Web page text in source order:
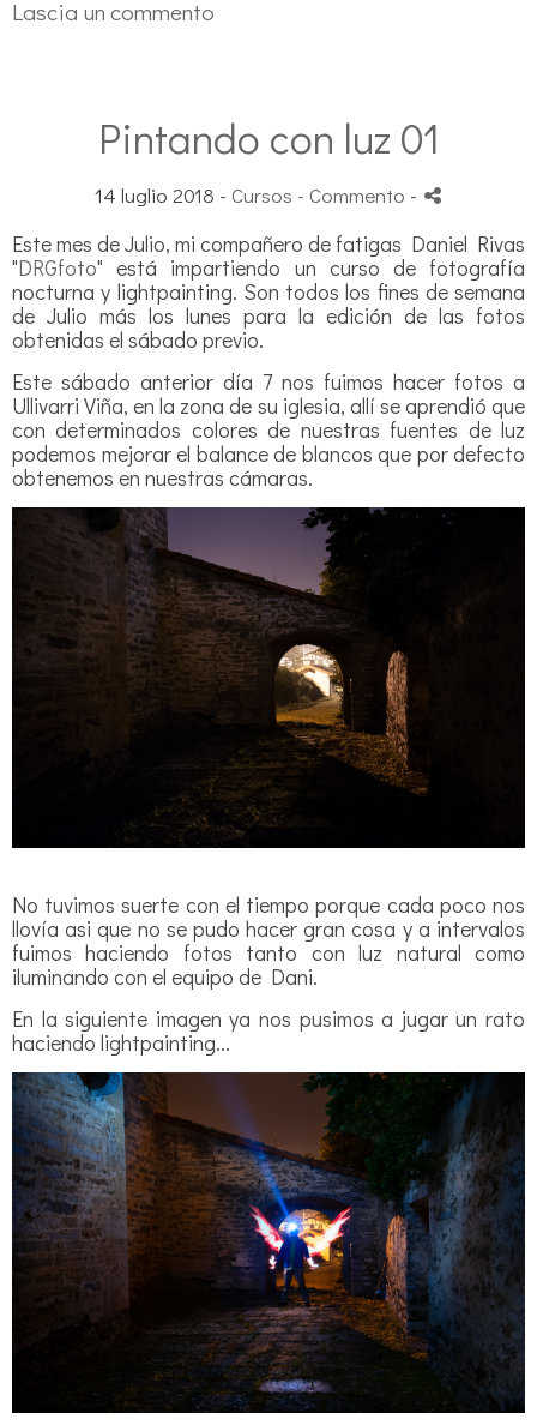
Lascia un commento
Pintando con luz 01
14 luglio 2018 - Cursos - Commento -
Este mes de Julio, mi compañero de fatigas Daniel Rivas
"DRGfoto" está impartiendo un curso de fotografía
nocturna y lightpainting. Son todos los fines de semana
de Julio más los lunes para la edición de las fotos
obtenidas el sábado previo.
Este sábado anterior día 7 nos fuimos hacer fotos a
Ullivarri Viña, en la zona de su iglesia, allí se aprendió que
con determinados colores de nuestras fuentes de luz
podemos mejorar el balance de blancos que por defecto
obtenemos en nuestras cámaras.
No tuvimos suerte con el tiempo porque cada poco nos
llovía asi que no se pudo hacer gran cosa y a intervalos
fuimos haciendo fotos tanto con luz natural como
iluminando con el equipo de Dani.
En la siguiente imagen ya nos pusimos a jugar un rato
haciendo lightpainting...